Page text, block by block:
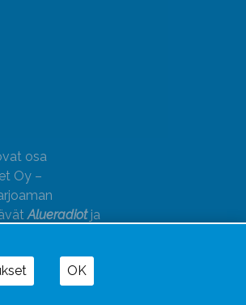
osa
Oy –
Alueradiotja
OK